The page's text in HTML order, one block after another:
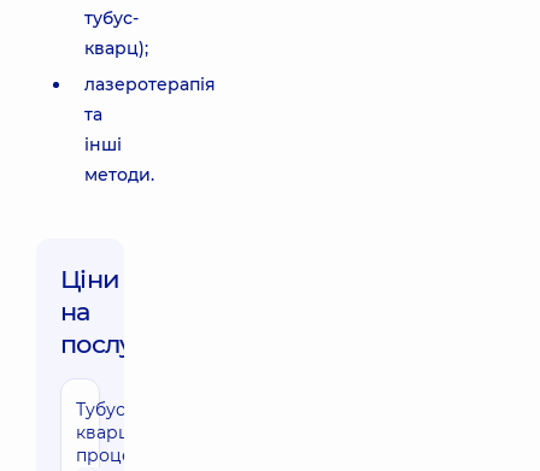
тубус-
кварц);
лазеротерапія
та
інші
методи.
Ціни
на
послуги:
Тубус-
кварц (1
процедура)